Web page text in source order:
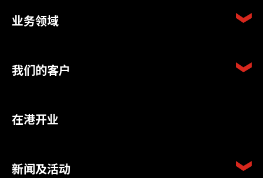
业务领域
我们的客户
在港开业
新闻及活动